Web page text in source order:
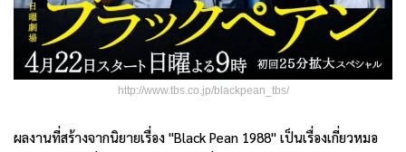
http://www.tbs.co.jp/blackpean_tbs/
ผลงานที่สร้างจากนิยายเรื่อง "Black Pean 1988" เป็นเรื่องเกี่ยวหมอ